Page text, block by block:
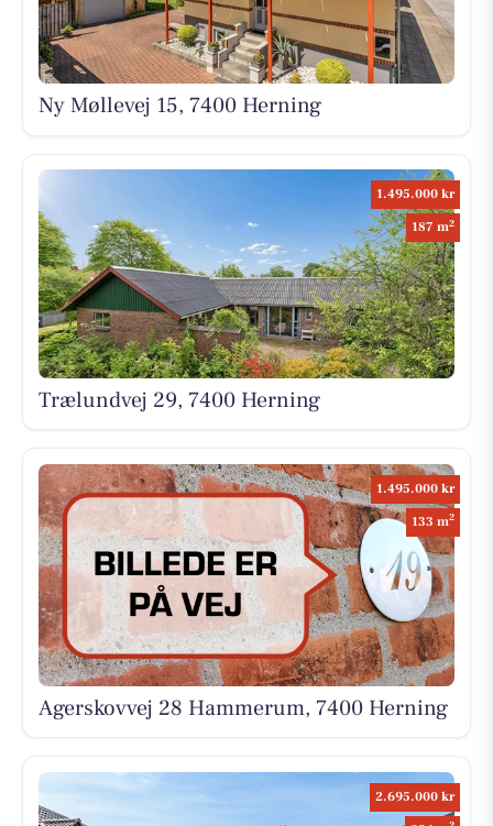
Ny Møllevej 15, 7400 Herning
1.495.000 kr
187 m2
Trælundvej 29, 7400 Herning
1.495.000 kr
133 m2
Agerskovvej 28 Hammerum, 7400 Herning
2.695.000 kr